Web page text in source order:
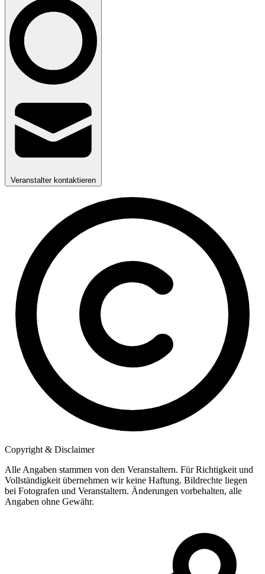
Veranstalter kontaktieren
Copyright & Disclaimer
Alle Angaben stammen von den Veranstaltern. Für Richtigkeit und
Vollständigkeit übernehmen wir keine Haftung. Bildrechte liegen
bei Fotografen und Veranstaltern. Änderungen vorbehalten, alle
Angaben ohne Gewähr.